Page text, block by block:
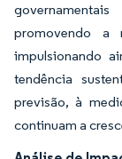
promovendo a
impulsionando
tendência
previsão, à
continuam a